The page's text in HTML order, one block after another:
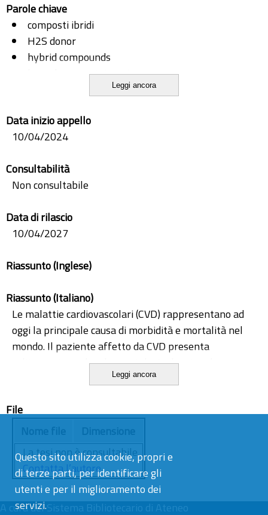
Questo sito utilizza cookie, propri e
di terze parti, per identificare gli
utenti e per il miglioramento dei
servizi.
Parole chiave
composti ibridi
H2S donor
hybrid compounds
hyperhomocysteinemia
iperomocisteinemia
Metformina. cardiovascular risk
rischio cardiovascolare
Leggi ancora
Data inizio appello
10/04/2024
Consultabilità
Non consultabile
Data di rilascio
10/04/2027
Riassunto (Inglese)
Riassunto (Italiano)
Le malattie cardiovascolari (CVD) rappresentano ad
oggi la principale causa di morbidità e mortalità nel
mondo. Il paziente affetto da CVD presenta
solitamente anche altre patologie dovute ad
alterazioni metaboliche, motivo per il quale si parla
fattori di rischio, possiamo annoverare le condizioni di
obesità, infiammazione cronica e iperomocisteinemia.
Nel corso degli anni, diversi sono stati gli studi
eseguiti sul solfuro di idrogeno (H2S), un gas incolore,
infiammabile e solubile in acqua, in grado di interagire
con diverse funzioni biologiche come la
Leggi ancora
File
La tesi non è consultabile.
Contatta l’autore
A cura delSistema Bibliotecario di Ateneo